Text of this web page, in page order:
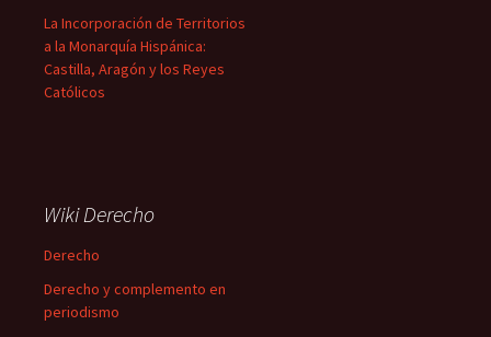
La Incorporación de Territorios
a la Monarquía Hispánica:
Castilla, Aragón y los Reyes
Católicos
Wiki Derecho
Derecho
Derecho y complemento en
periodismo